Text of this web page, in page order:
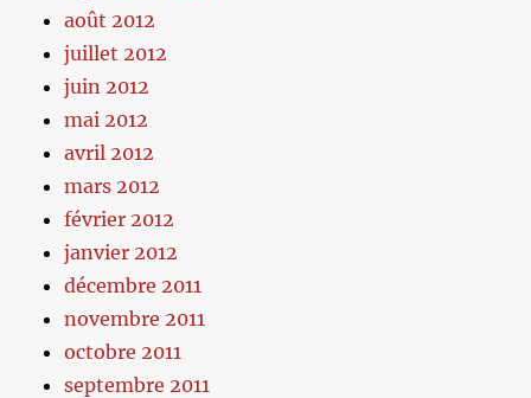
août 2012
juillet 2012
juin 2012
mai 2012
avril 2012
mars 2012
février 2012
janvier 2012
décembre 2011
novembre 2011
octobre 2011
septembre 2011